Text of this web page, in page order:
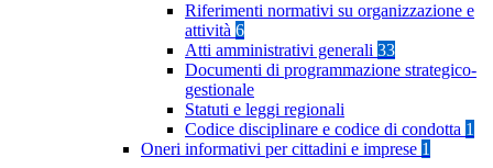
Riferimenti normativi su organizzazione e
attività 6
Atti amministrativi generali 33
Documenti di programmazione strategico-
gestionale
Statuti e leggi regionali
Codice disciplinare e codice di condotta 1
Oneri informativi per cittadini e imprese 1